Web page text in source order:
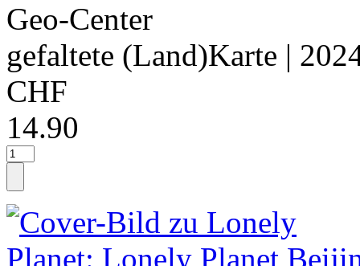
Geo-Center
gefaltete (Land)Karte |
CHF
14.90